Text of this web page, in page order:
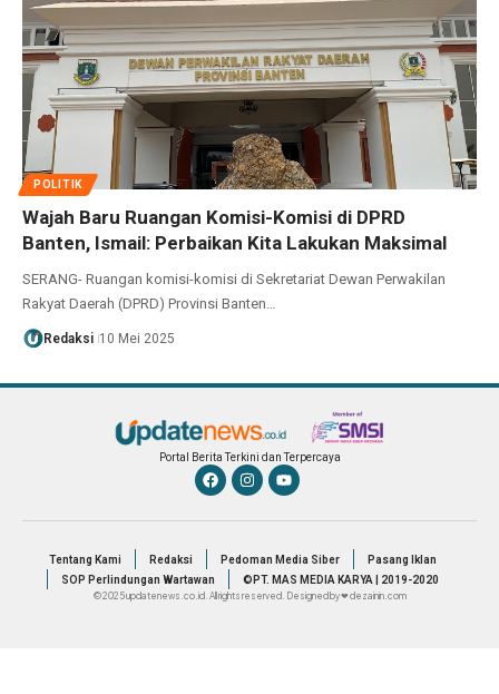
POLITIK
Wajah Baru Ruangan Komisi-Komisi di DPRD
Banten, Ismail: Perbaikan Kita Lakukan Maksimal
SERANG- Ruangan komisi-komisi di Sekretariat Dewan Perwakilan
Rakyat Daerah (DPRD) Provinsi Banten…
Redaksi 10 Mei 2025
Portal Berita Terkini dan Terpercaya
Tentang Kami Redaksi Pedoman Media Siber
Pasang Iklan
SOP Perlindungan Wartawan
©PT. MAS MEDIA KARYA | 2019-2020
© 2025 updatenews.co.id. All rights reserved. Designed by ❤ dezainin.com